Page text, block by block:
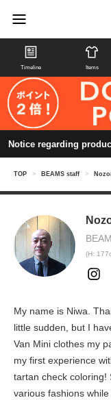
Timeline Items
Notice regarding
TOP > BEAMS staff >
(H:
My name is Niwa.
little sudden, but I
Van Mini clothes my
my first experience
tartan check coloring!
various fashions